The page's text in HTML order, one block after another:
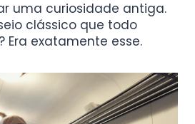
uma curiosidade antiga.
clássico que todo
exatamente esse.